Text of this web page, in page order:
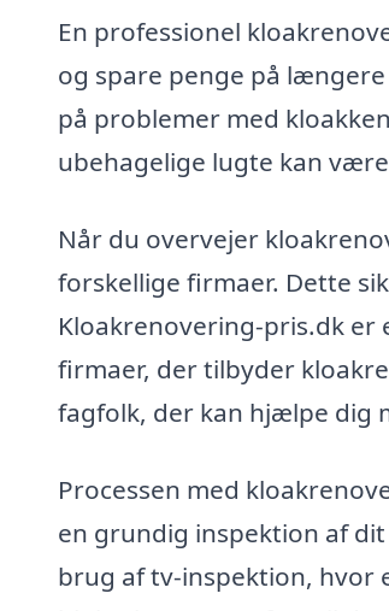
En professionel
og spare penge på
på problemer med
ubehagelige lugte kan
Når du overvejer
forskellige firmaer. Dette
Kloakrenovering-pris.dk
firmaer, der tilbyder
fagfolk, der kan hjælpe dig
Processen med
en grundig inspektion af
brug af tv-inspektion, hvor